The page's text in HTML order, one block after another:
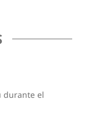
durante el